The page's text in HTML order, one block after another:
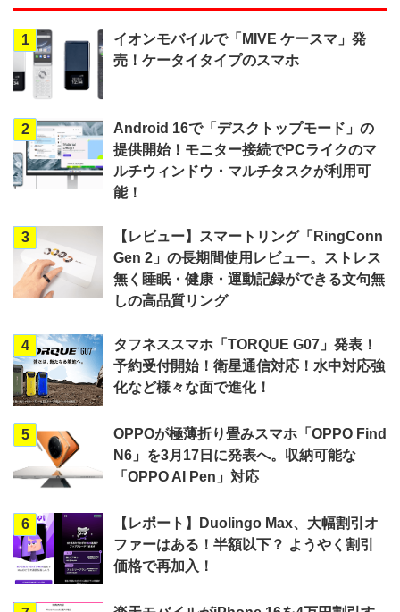
1
イオンモバイルで「MIVE ケースマ」発
売！ケータイタイプのスマホ
2
Android 16で「デスクトップモード」の
提供開始！モニター接続でPCライクのマ
ルチウィンドウ・マルチタスクが利用可
能！
3
【レビュー】スマートリング「RingConn
Gen 2」の長期間使用レビュー。ストレス
無く睡眠・健康・運動記録ができる文句無
しの高品質リング
4
タフネススマホ「TORQUE G07」発表！
予約受付開始！衛星通信対応！水中対応強
化など様々な面で進化！
5
OPPOが極薄折り畳みスマホ「OPPO Find
N6」を3月17日に発表へ。収納可能な
「OPPO AI Pen」対応
6
【レポート】Duolingo Max、大幅割引オ
ファーはある！半額以下？ ようやく割引
価格で再加入！